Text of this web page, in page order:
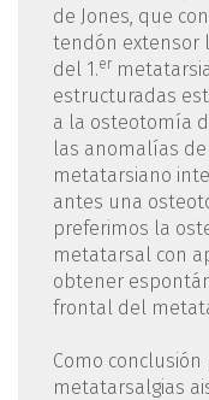
de Jones, que
tendón extensor
del 1.er
estructuradas
a la osteotomía
las anomalías
metatarsiano
antes una
preferimos la
metatarsal con
obtener
frontal del
Como
metatarsalgias